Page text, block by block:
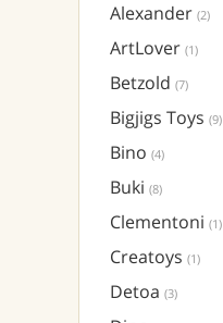
Alexander (2)
ArtLover (1)
Betzold (7)
Bigjigs Toys (9)
Bino (4)
Buki (8)
Clementoni (1)
Creatoys (1)
Detoa (3)